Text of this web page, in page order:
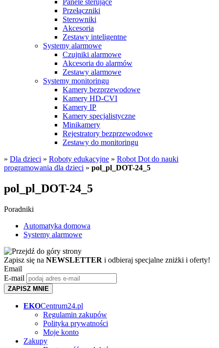
Panele sterujące
Przełączniki
Sterowniki
Akcesoria
Zestawy inteligentne
Systemy alarmowe
Czujniki alarmowe
Akcesoria do alarmów
Zestawy alarmowe
Systemy monitoringu
Kamery bezprzewodowe
Kamery HD-CVI
Kamery IP
Kamery specjalistyczne
Minikamery
Rejestratory bezprzewodowe
Zestawy do monitoringu
» Dla dzieci » Roboty edukacyjne » Robot Dot do nauki
programowania dla dzieci » pol_pl_DOT-24_5
pol_pl_DOT-24_5
Poradniki
Automatyka domowa
Systemy alarmowe
Zapisz się na NEWSLETTER i odbieraj specjalne zniżki i oferty!
Email
E-mail
ZAPISZ MNIE
EKOCentrum24.pl
Regulamin zakupów
Polityka prywatności
Moje konto
Zakupy